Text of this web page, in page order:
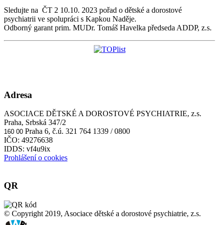
Sledujte na ČT 2 10.10. 2023 pořad o dětské a dorostové
psychiatrii ve spolupráci s Kapkou Naděje.
Odborný garant prim. MUDr. Tomáš Havelka předseda ADDP, z.s.
Adresa
ASOCIACE DĚTSKÉ A DOROSTOVÉ PSYCHIATRIE, z.s.
Praha, Srbská 347/2
160 00 Praha 6, č.ú. 321 764 1339 / 0800
IČO: 49276638
IDDS: vf4u9ix
Prohlášení o cookies
QR
© Copyright 2019, Asociace dětské a dorostové psychiatrie, z.s.